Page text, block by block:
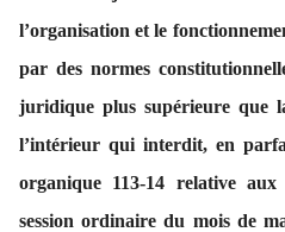
l’organisation et le
par des normes
juridique plus supérieure que
l’intérieur qui interdit, en
organique 113-14 relative
session ordinaire du mois de